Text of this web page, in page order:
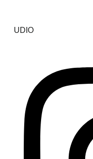
UDIO